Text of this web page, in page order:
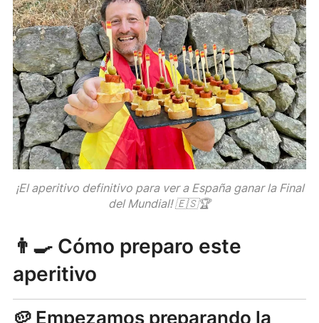
¡El aperitivo definitivo para ver a España ganar la Final
del Mundial! 🇪🇸🏆
👨‍🍳 Cómo preparo este
aperitivo
🥔 Empezamos preparando la